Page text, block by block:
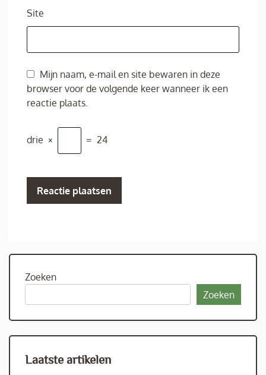
Site
Mijn naam, e-mail en site bewaren in deze
browser voor de volgende keer wanneer ik een
reactie plaats.
drie × = 24
Zoeken
Zoeken
Laatste artikelen